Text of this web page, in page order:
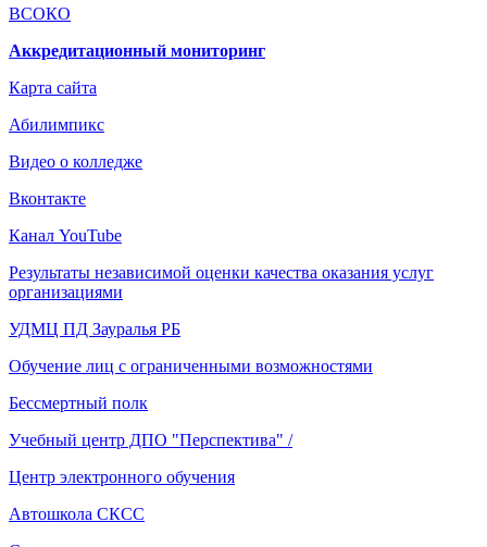
ВСОКО
Аккредитационный мониторинг
Карта сайта
Абилимпикс
Видео о колледже
Вконтакте
Канал YouTube
Результаты независимой оценки качества оказания услуг
организациями
УДМЦ ПД Зауралья РБ
Обучение лиц с ограниченными возможностями
Бессмертный полк
Учебный центр ДПО "Перспектива" /
Центр электронного обучения
Автошкола СКСС